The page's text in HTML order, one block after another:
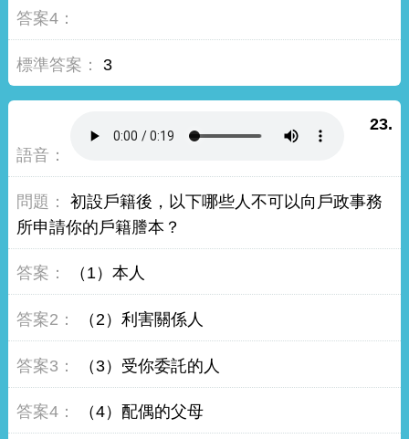
3
23.
初設戶籍後，以下哪些人不可以向戶政事務
所申請你的戶籍謄本？
（1）本人
（2）利害關係人
（3）受你委託的人
（4）配偶的父母